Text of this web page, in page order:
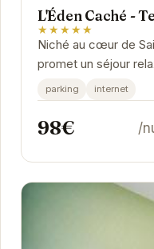
L'Éden Caché -
★★★★★
Niché au cœur de
promet un séjour
emplacement
parking internet
98€ /